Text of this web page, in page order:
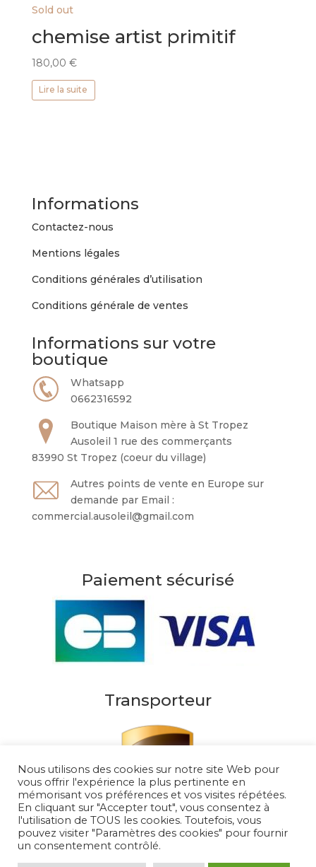
Sold out
chemise artist primitif
180,00 €
Lire la suite
Informations
Contactez-nous
Mentions légales
Conditions générales d’utilisation
Conditions générale de ventes
Informations sur votre
boutique
Whatsapp
0662316592
Boutique Maison mère à St Tropez
Ausoleil 1 rue des commerçants
83990 St Tropez (coeur du village)
Autres points de vente en Europe sur
demande par Email :
commercial.ausoleil@gmail.com
Paiement sécurisé
Transporteur
Nous utilisons des cookies sur notre site Web pour
vous offrir l'expérience la plus pertinente en
mémorisant vos préférences et vos visites répétées.
En cliquant sur "Accepter tout", vous consentez à
l'utilisation de TOUS les cookies. Toutefois, vous
pouvez visiter "Paramètres des cookies" pour fournir
un consentement contrôlé.